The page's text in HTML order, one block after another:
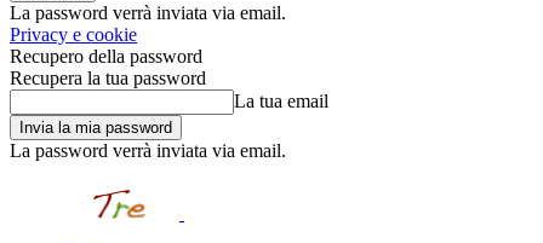
La password verrà inviata via email.
Privacy e cookie
Recupero della password
Recupera la tua password
La tua email
La password verrà inviata via email.